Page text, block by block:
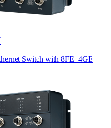
Switch with 8FE+4GE